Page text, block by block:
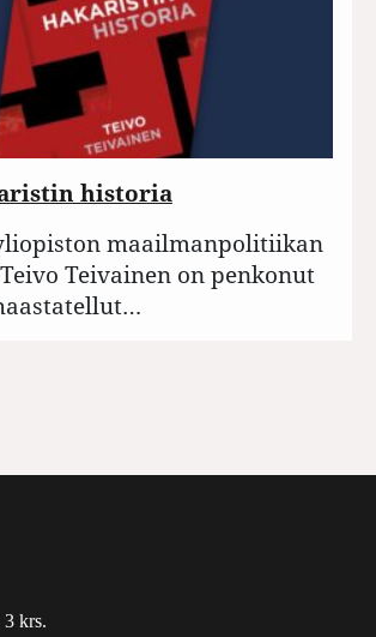
historia
maailmanpolitiikan
Teivainen on penkonut
krs.